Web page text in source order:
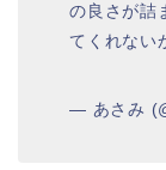
の良さが詰
てくれない
— あさみ